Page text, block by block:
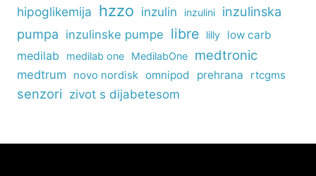
hipoglikemija hzzo inzulin inzulini
inzulinska
pumpa inzulinske pumpe libre lilly low carb
medilab medilab one MedilabOne medtronic
medtrum novo nordisk omnipod prehrana rtcgms
senzori zivot s dijabetesom